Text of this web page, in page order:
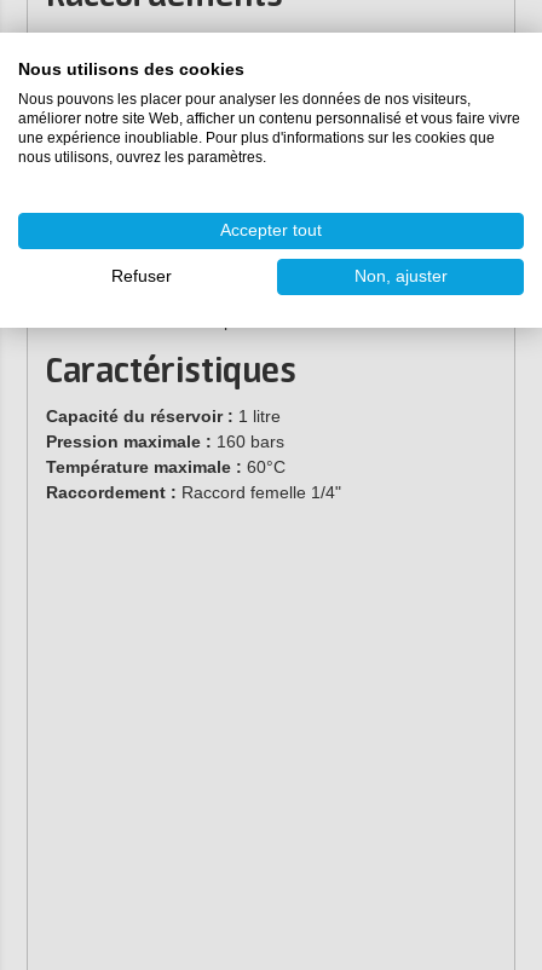
raccord/adaptateur pour nettoyeur haute pression. Vous
pouvez le sélectionner ou le commander séparément.
XX810 (Adaptateur à dégagement rapide)
XX811 (Compatible avec les nettoyeurs haute pression
XX816 (Compatible avec les nettoyeurs haute
XX815 (Compatible avec les nettoyeurs haute
Caractéristiques
Capacité du réservoir : 1 litre
Pression maximale : 160 bars
Température maximale : 60°C
Raccordement : Raccord femelle 1/4"
Nous utilisons des cookies
Nous pouvons les placer pour analyser les données de nos visiteurs,
améliorer notre site Web, afficher un contenu personnalisé et vous faire vivre
une expérience inoubliable. Pour plus d'informations sur les cookies que
nous utilisons, ouvrez les paramètres.
Accepter tout
Refuser Non, ajuster